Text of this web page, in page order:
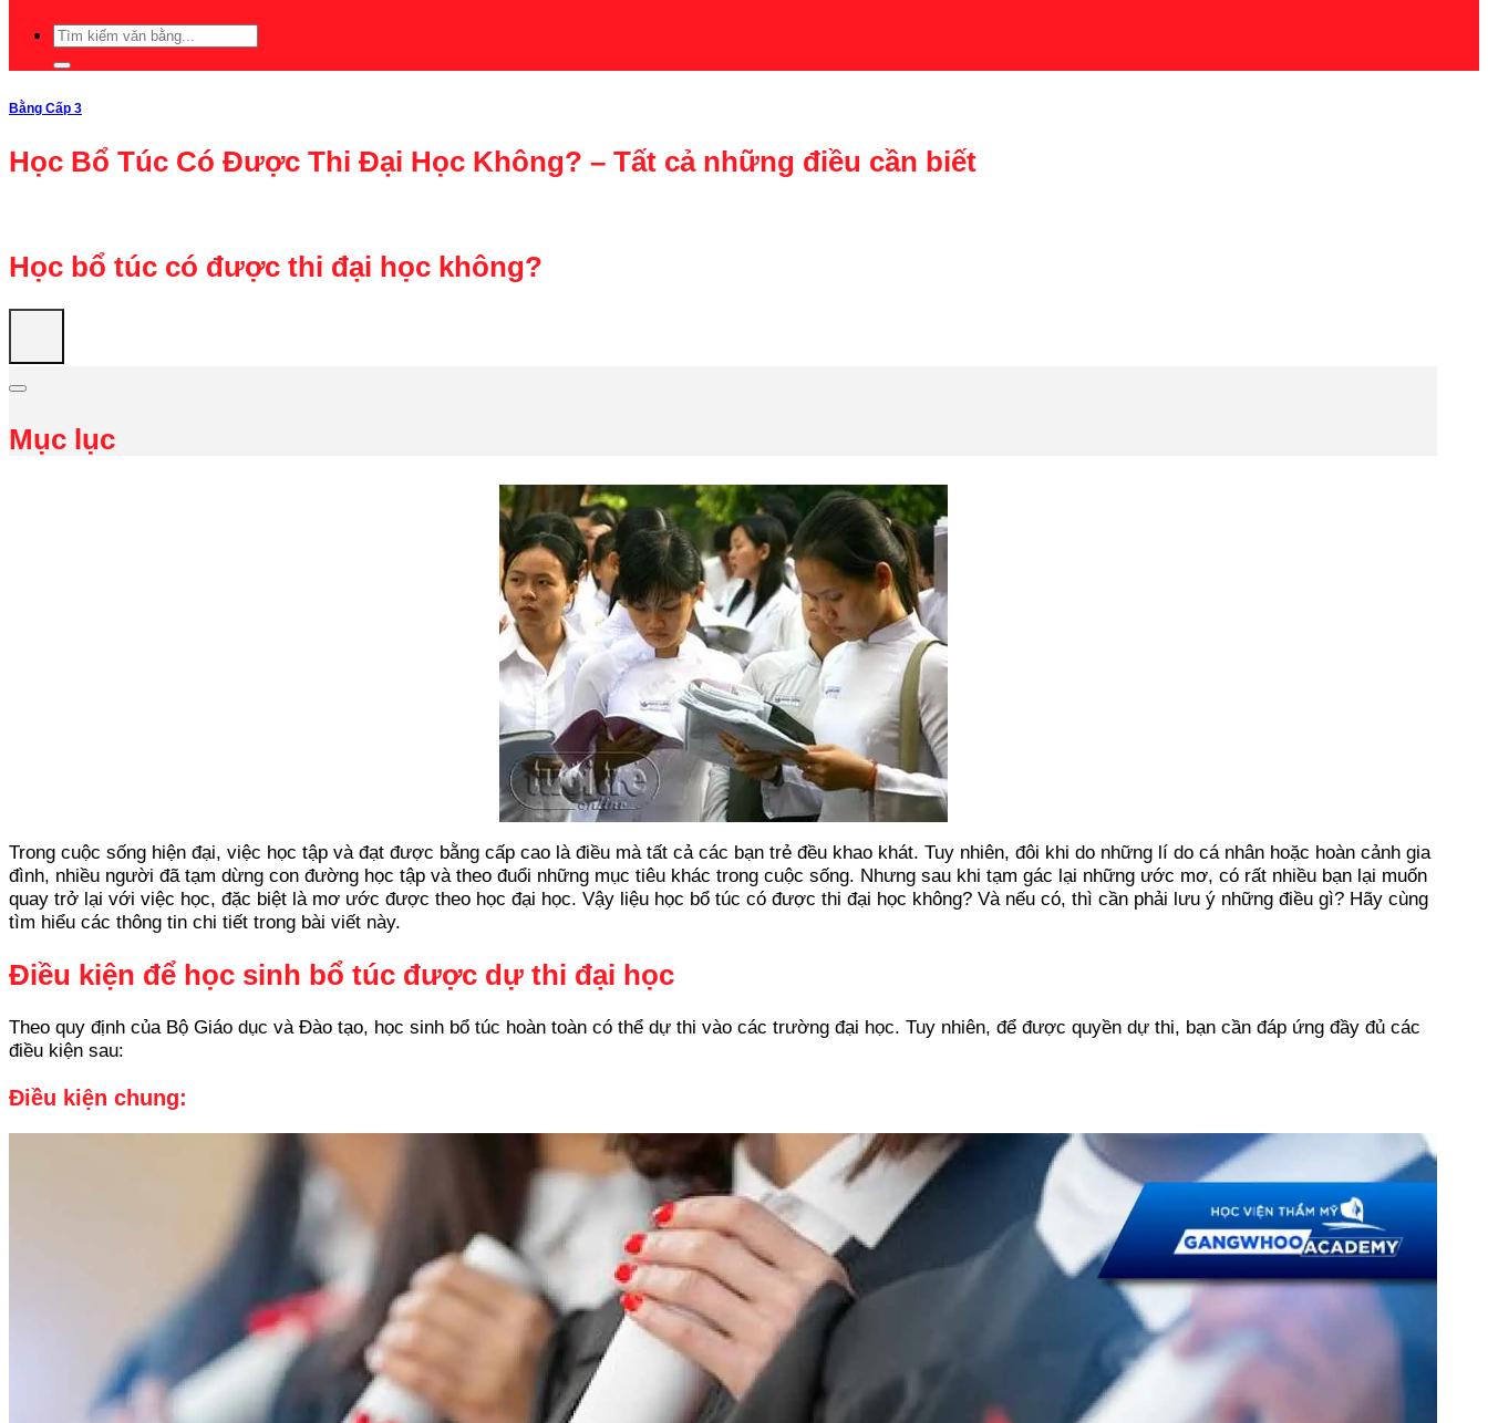
Bằng Cấp 3
Học Bổ Túc Có Được Thi Đại Học Không? – Tất cả những điều cần biết
Học bổ túc có được thi đại học không?
Mục lục
Trong cuộc sống hiện đại, việc học tập và đạt được bằng cấp cao là điều mà tất cả các bạn trẻ đều khao khát. Tuy nhiên, đôi khi do những lí do cá nhân hoặc hoàn cảnh gia
đình, nhiều người đã tạm dừng con đường học tập và theo đuổi những mục tiêu khác trong cuộc sống. Nhưng sau khi tạm gác lại những ước mơ, có rất nhiều bạn lại muốn
quay trở lại với việc học, đặc biệt là mơ ước được theo học đại học. Vậy liệu học bổ túc có được thi đại học không? Và nếu có, thì cần phải lưu ý những điều gì? Hãy cùng
tìm hiểu các thông tin chi tiết trong bài viết này.
Điều kiện để học sinh bổ túc được dự thi đại học
Theo quy định của Bộ Giáo dục và Đào tạo, học sinh bổ túc hoàn toàn có thể dự thi vào các trường đại học. Tuy nhiên, để được quyền dự thi, bạn cần đáp ứng đầy đủ các
điều kiện sau:
Điều kiện chung: